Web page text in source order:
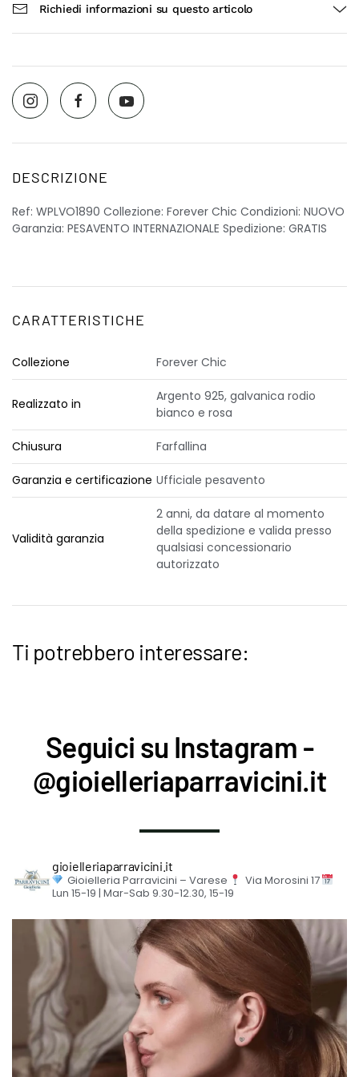
Richiedi informazioni su questo articolo
DESCRIZIONE
Ref: WPLVO1890 Collezione: Forever Chic Condizioni: NUOVO
Garanzia: PESAVENTO INTERNAZIONALE Spedizione: GRATIS
CARATTERISTICHE
Collezione Forever Chic
Realizzato in
Argento 925, galvanica rodio
bianco e rosa
Chiusura Farfallina
Garanzia e certificazione Ufficiale pesavento
Validità garanzia
2 anni, da datare al momento
della spedizione e valida presso
qualsiasi concessionario
autorizzato
Ti potrebbero interessare:
Seguici su Instagram -
@gioielleriaparravicini.it
gioielleriaparravicini.it
Gioielleria Parravicini – Varese
Via Morosini 17
Lun 15-19 | Mar-Sab 9.30-12.30, 15-19